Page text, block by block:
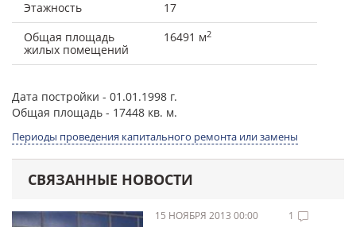
Этажность
17
Общая площадь
жилых помещений
16491 м2
Дата постройки - 01.01.1998 г.
Общая площадь - 17448 кв. м.
Периоды проведения капитального ремонта или замены
СВЯЗАННЫЕ НОВОСТИ
15 НОЯБРЯ 2013 00:00 1